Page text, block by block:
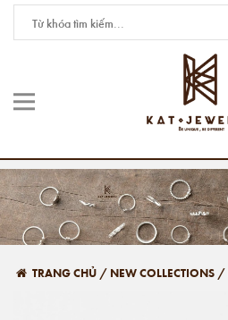
TRANG CHỦ / NEW COLLECTIONS /